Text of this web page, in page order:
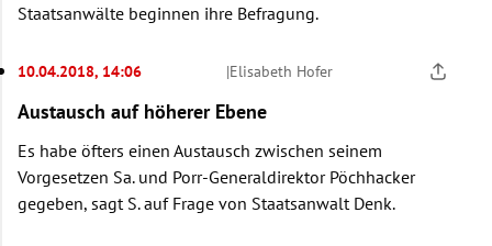
Staatsanwälte beginnen ihre Befragung.
10.04.2018, 14:06 |Elisabeth Hofer
Austausch auf höherer Ebene
Es habe öfters einen Austausch zwischen seinem
Vorgesetzen Sa. und Porr-Generaldirektor Pöchhacker
gegeben, sagt S. auf Frage von Staatsanwalt Denk.